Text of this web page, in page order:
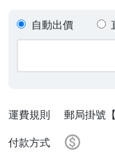
自動出價
運費規則
郵局掛號
$3500免運
付款方式